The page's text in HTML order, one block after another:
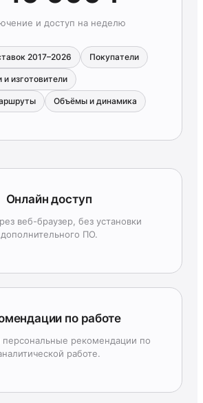
и доступ на неделю
2017–2026 Покупатели
изготовители
Объёмы и динамика
Онлайн доступ
веб-браузер, без установки
дополнительного ПО.
по работе
персональные рекомендации по
работе.